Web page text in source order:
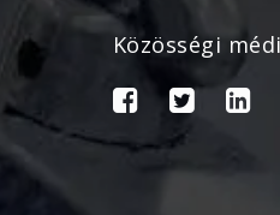
Közösségi